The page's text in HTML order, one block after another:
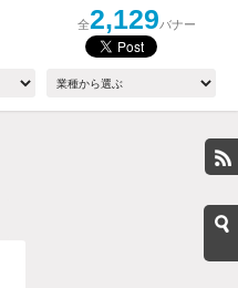
全2,129バナー